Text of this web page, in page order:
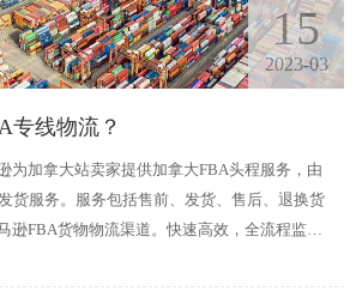
15
2023-03
专线物流？
为加拿大站卖家提供加拿大FBA头程服务，由
货服务。服务包括售前、发货、售后、退换货
逊FBA货物物流渠道。快速高效，全流程监
伦多通关。空运提取时效6-8个工作日，海运